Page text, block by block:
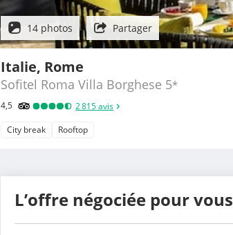
14 photos Partager
Italie, Rome
Sofitel Roma Villa Borghese 5*
4,5 2 815avis
City break Rooftop
L’offre négociée pour vous